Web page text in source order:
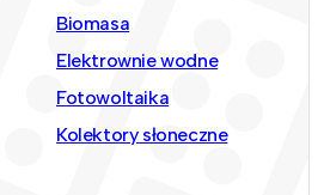
Biomasa
Elektrownie wodne
Fotowoltaika
Kolektory słoneczne